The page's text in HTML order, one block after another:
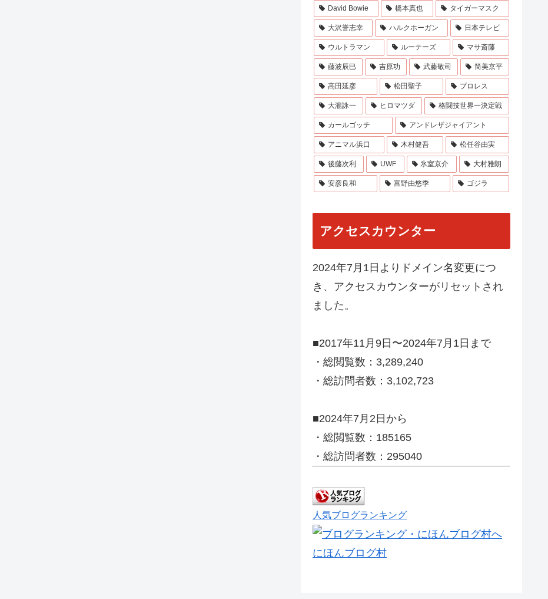
David Bowie 橋本真也 タイガーマスク
大沢誉志幸 ハルクホーガン 日本テレビ
ウルトラマン ルーテーズ マサ斎藤
藤波辰巳 吉原功 武藤敬司 筒美京平
高田延彦 松田聖子 プロレス
大瀧詠一 ヒロマツダ 格闘技世界一決定戦
カールゴッチ アンドレザジャイアント
アニマル浜口 木村健吾 松任谷由実
後藤次利 UWF 氷室京介 大村雅朗
安彦良和 富野由悠季 ゴジラ
アクセスカウンター
2024年7月1日よりドメイン名変更につ
き、アクセスカウンターがリセットされ
ました。
■2017年11月9日〜2024年7月1日まで
・総閲覧数：3,289,240
・総訪問者数：3,102,723
■2024年7月2日から
・総閲覧数：185165
・総訪問者数：295040
人気ブログランキング
にほんブログ村